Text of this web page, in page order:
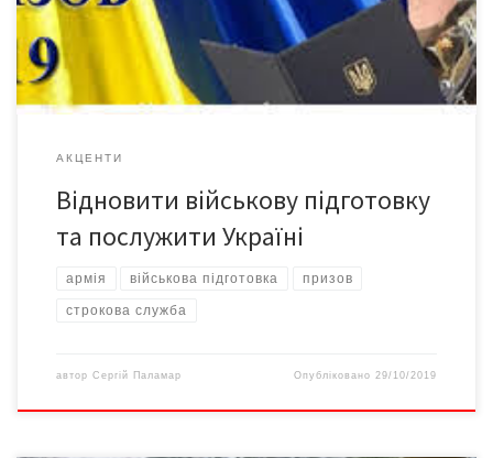
Начальник відділу офіцерів запасу і кадру Чернівецького ОВК
[…]
АКЦЕНТИ
Відновити військову підготовку
та послужити Україні
армія військова підготовка призов
строкова служба
автор Сергій Паламар Опубліковано29/10/2019